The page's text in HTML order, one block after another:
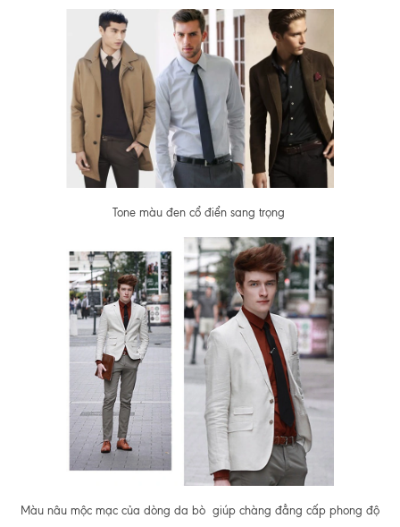
Tone màu đen cổ điển sang trọng
Màu nâu mộc mạc của dòng da bò giúp chàng đẳng cấp phong độ